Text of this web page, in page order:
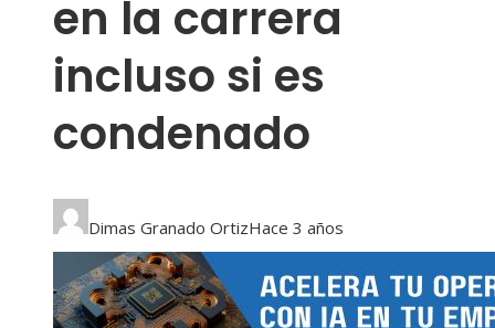
en la carrera
incluso si es
condenado
Dimas Granado OrtizHace 3 años